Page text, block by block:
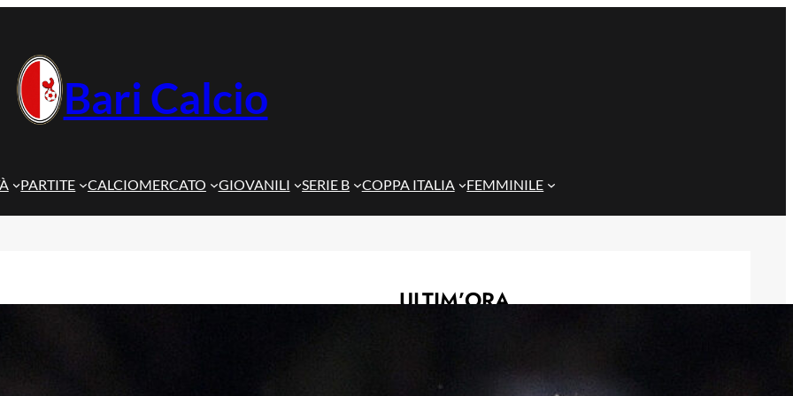
Bari Calcio
PARTITE CALCIOMERCATO GIOVANILI SERIE B COPPA ITALIA FEMMINILE
ULTIM’ORA
29 Maggio 2026